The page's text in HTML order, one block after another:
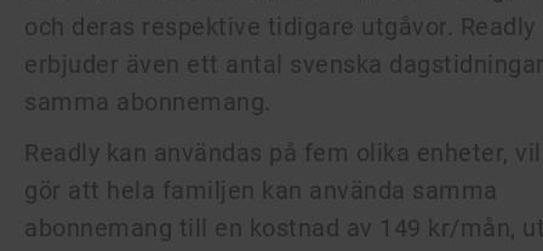
och deras respektive tidigare utgåvor. Readly
erbjuder även ett antal svenska
samma abonnemang.
Readly kan användas på fem olika enheter,
gör att hela familjen kan använda samma
abonnemang till en kostnad av 149 kr/mån,